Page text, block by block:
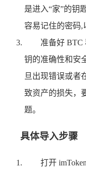
是进入“家”的钥
容易记住的密码,
准备好 BTC
钥的准确性和安
旦出现错误或者
致资产的损失，
题。
具体导入步骤
打开